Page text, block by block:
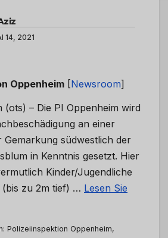
14, 2021
Oppenheim [Newsroom]
(ots) – Die PI Oppenheim wird
an einer
Gemarkung südwestlich der
in Kenntnis gesetzt. Hier
Kinder/Jugendliche
zu 2m tief) … Lesen Sie
Polizeiinspektion Oppenheim,